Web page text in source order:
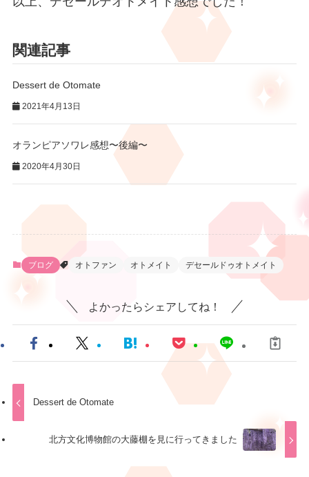
関連記事
Dessert de Otomate
2021年4月13日
オランピアソワレ感想〜後編〜
2020年4月30日
ブログ オトファン オトメイト デセールドゥオトメイト
よかったらシェアしてね！
Dessert de Otomate
北方文化博物館の大藤棚を見に行ってきました